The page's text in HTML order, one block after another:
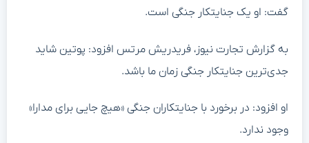
گفت: او یک جنایتکار جنگی است.
به گزارش تجارت نیوز، فریدریش مرتس افزود: پوتین شاید
جدی‌ترین جنایتکار جنگی زمان ما باشد.
او افزود: در برخورد با جنایتکاران جنگی «هیچ جایی برای مدارا»
وجود ندارد.